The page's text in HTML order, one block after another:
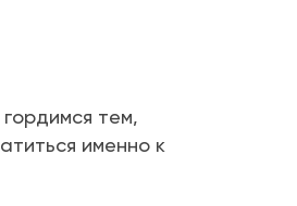
тем,
именно к